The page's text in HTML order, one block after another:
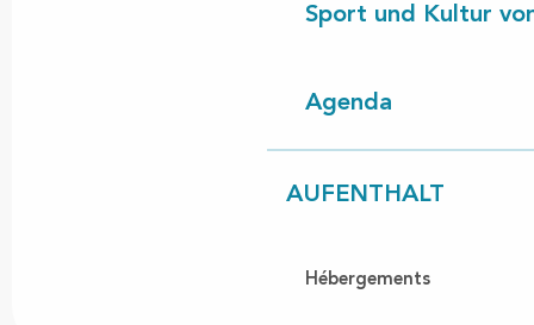
Sport und Kultur
Agenda
AUFENTHALT
Hébergements